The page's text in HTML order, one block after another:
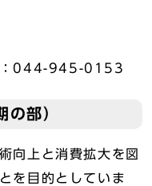
：044-945-0153
の部）
向上と消費拡大を図
を目的としていま